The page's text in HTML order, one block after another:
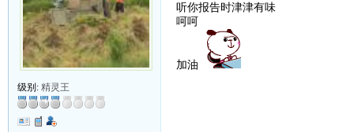
级别: 精灵王
听你报告时津津有味
呵呵
加油